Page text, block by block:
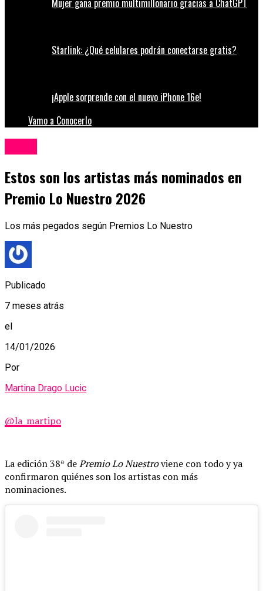
Mujer gana premio multimillonario gracias a ChatGPT
Starlink: ¿Qué celulares podrán conectarse gratis?
¡Apple sorprende con el nuevo iPhone 16e!
Vamo a Conocerlo
Estos son los artistas más nominados en
Premio Lo Nuestro 2026
Los más pegados según Premios Lo Nuestro
Publicado
7 meses atrás
el
14/01/2026
Por
Martina Drago Lucic
@la_martipo
La edición 38ª dePremio Lo Nuestroviene con todo y ya
confirmaron quiénes son los artistas con más
nominaciones.